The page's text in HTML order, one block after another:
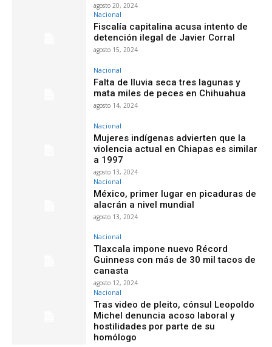
agosto 20, 2024
Nacional
Fiscalía capitalina acusa intento de
detención ilegal de Javier Corral
agosto 15, 2024
Nacional
Falta de lluvia seca tres lagunas y
mata miles de peces en Chihuahua
agosto 14, 2024
Nacional
Mujeres indígenas advierten que la
violencia actual en Chiapas es similar
a 1997
agosto 13, 2024
Nacional
México, primer lugar en picaduras de
alacrán a nivel mundial
agosto 13, 2024
Nacional
Tlaxcala impone nuevo Récord
Guinness con más de 30 mil tacos de
canasta
agosto 12, 2024
Nacional
Tras video de pleito, cónsul Leopoldo
Michel denuncia acoso laboral y
hostilidades por parte de su
homólogo